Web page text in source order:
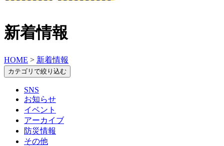
新着情報
HOME > 新着情報
カテゴリで絞り込む
SNS
お知らせ
イベント
アーカイブ
防災情報
その他